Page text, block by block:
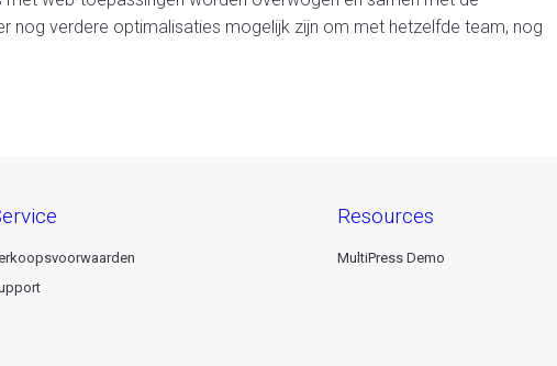
nog verdere optimalisaties mogelijk zijn om met hetzelfde team, nog
service resources
MultiPress Demo